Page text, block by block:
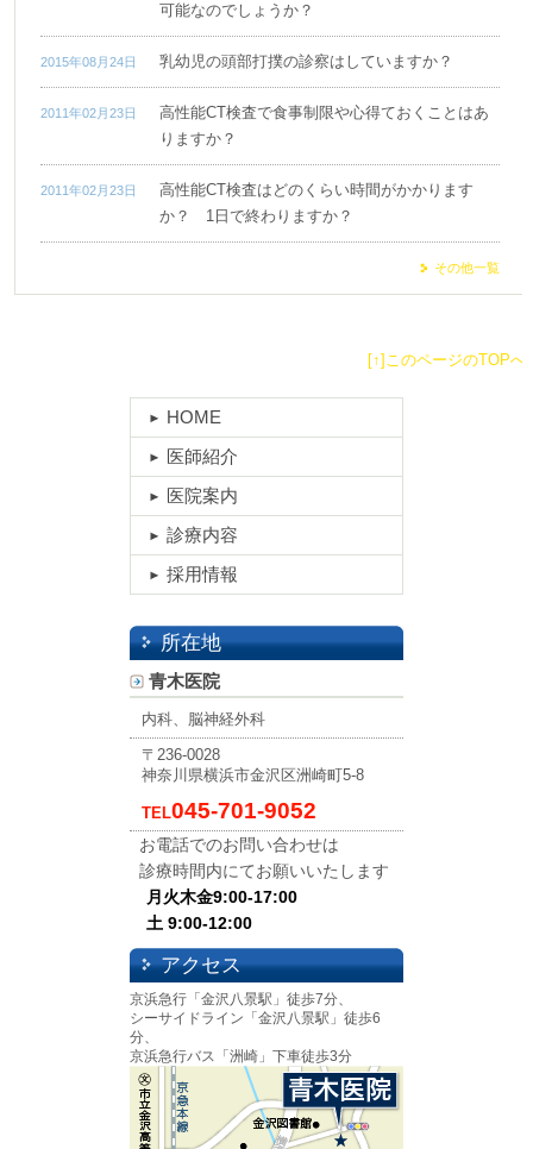
可能なのでしょうか？
2015年08月24日 乳幼児の頭部打撲の診察はしていますか？
2011年02月23日
高性能CT検査で食事制限や心得ておくことはあ
りますか？
2011年02月23日
高性能CT検査はどのくらい時間がかかります
か？ 1日で終わりますか？
その他一覧
[↑]このページのTOPへ
HOME
医師紹介
医院案内
診療内容
採用情報
所在地
青木医院
内科、脳神経外科
〒236-0028
神奈川県横浜市金沢区洲崎町5-8
TEL045-701-9052
お電話でのお問い合わせは
診療時間内にてお願いいたします
月火木金9:00-17:00
土 9:00-12:00
アクセス
京浜急行「金沢八景駅」徒歩7分、
シーサイドライン「金沢八景駅」徒歩6
分、
京浜急行バス「洲崎」下車徒歩3分